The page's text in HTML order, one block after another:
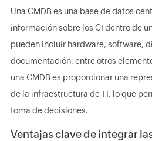
Una CMDB es una base de datos
información sobre los CI dentro de
pueden incluir hardware, software,
documentación, entre otros
una CMDB es proporcionar una
de la infraestructura de TI, lo que
toma de decisiones.
Ventajas clave de integrar